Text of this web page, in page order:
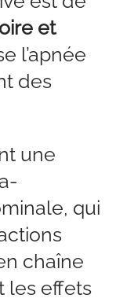
et
l’apnée
des
une
qui
chaîne
les effets